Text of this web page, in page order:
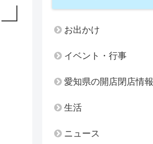
お出かけ
イベント・行事
愛知県の開店閉店情報
生活
ニュース